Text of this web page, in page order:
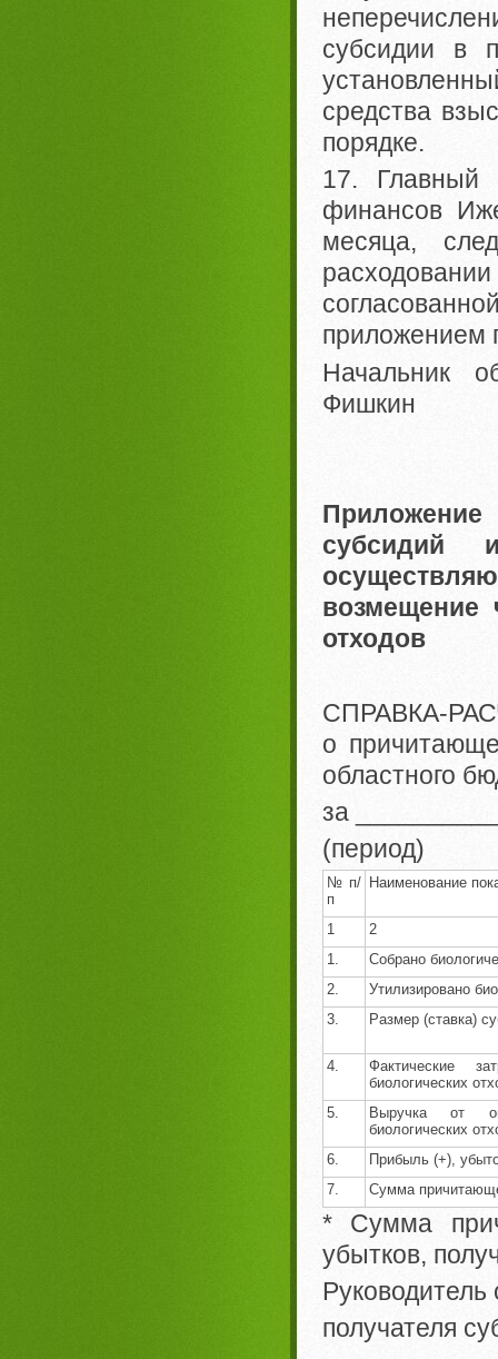
субсидии в
средства
порядке.
17. Главный
финансов
месяца,
приложением
Начальник
Фишкин
субсидий
возмещение
отходов
СПРАВКА-
о
областного
за
(период)
№ п/
п
Наименование
1
2
1.
Собрано
2.
Утилизировано
3.
Размер (ставка)
4.
Фактические
биологических
5.
Выручка от
биологических
6.
Прибыль (+),
7.
Сумма
* Сумма
убытков,
Руководитель
получателя